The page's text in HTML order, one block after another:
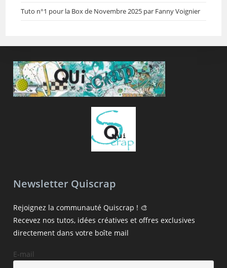
Tuto n°1 pour la Box de Novembre 2025 par Fanny Voignier
Newsletter Quiscrap
Rejoignez la communauté Quiscrap ! 🎨
Recevez nos tutos, idées créatives et offres exclusives
directement dans votre boîte mail
E-mail